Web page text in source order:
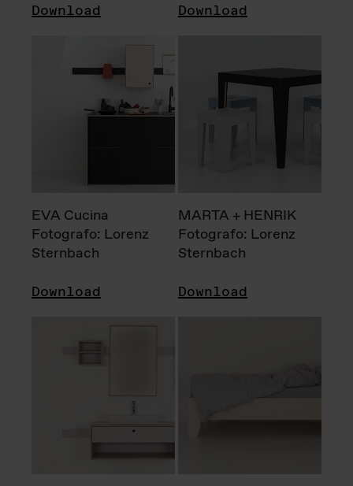
Download Download
EVA Cucina
Fotografo: Lorenz
Sternbach
Download
MARTA + HENRIK
Fotografo: Lorenz
Sternbach
Download